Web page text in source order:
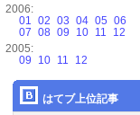
2006:
01 02 03 04 05 06
07 08 09 10 11
12
2005:
09
10 11 12
はてブ上位記事